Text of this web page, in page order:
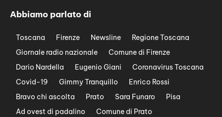
Abbiamo parlato di
Toscana Firenze Newsline
Regione Toscana
Giornale radio nazionale
Comune di Firenze
Dario Nardella
Eugenio Giani
Coronavirus Toscana
Covid-19
Gimmy Tranquillo
Enrico Rossi
Bravo chi ascolta
Prato Sara Funaro
Pisa
Ad ovest di padalino
Comune di Prato